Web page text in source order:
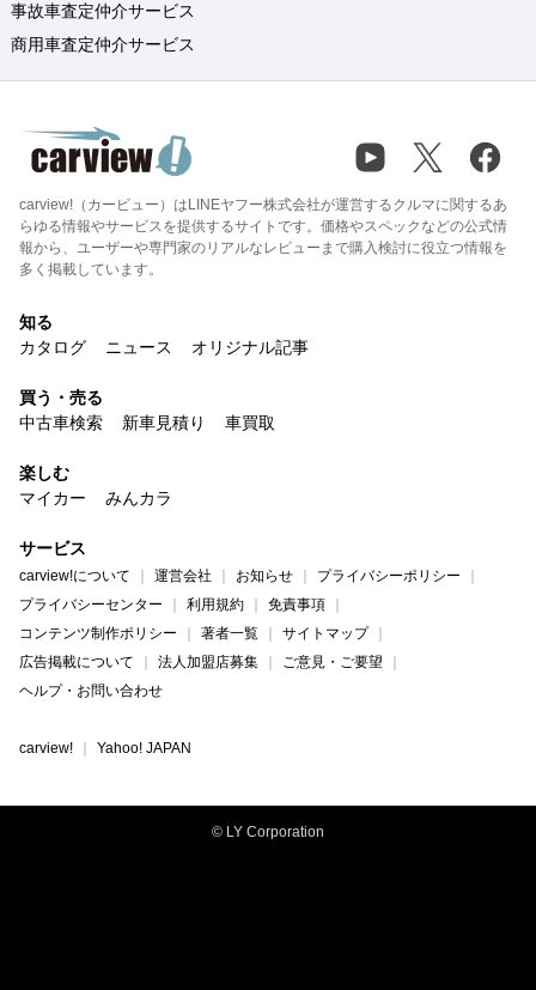
事故車査定仲介サービス
商用車査定仲介サービス
carview!（カービュー）はLINEヤフー株式会社が運営するクルマに関するあ
らゆる情報やサービスを提供するサイトです。価格やスペックなどの公式情
報から、ユーザーや専門家のリアルなレビューまで購入検討に役立つ情報を
多く掲載しています。
知る
カタログ
ニュース オリジナル記事
買う・売る
中古車検索
新車見積り 車買取
楽しむ
マイカー
みんカラ
サービス
carview!について 運営会社 お知らせ
プライバシーポリシー
プライバシーセンター
利用規約
免責事項
コンテンツ制作ポリシー
著者一覧
サイトマップ
広告掲載について
法人加盟店募集
ご意見・ご要望
ヘルプ・お問い合わせ
carview! Yahoo! JAPAN
© LY Corporation